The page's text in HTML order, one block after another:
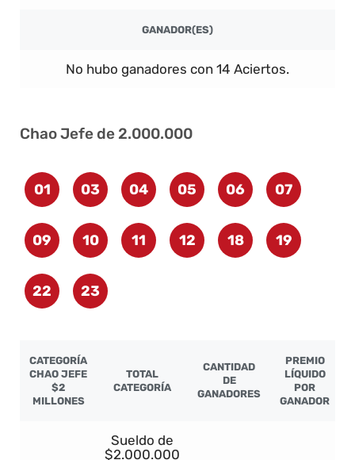
GANADOR(ES)
No hubo ganadores con 14 Aciertos.
Chao Jefe de 2.000.000
01 03 04 05 06 07
09 10 11 12 18 19
22 23
CATEGORÍA
CHAO JEFE
$2
MILLONES
TOTAL
CATEGORÍA
CANTIDAD
DE
GANADORES
PREMIO
LÍQUIDO
POR
GANADOR
Sueldo de
$2.000.000